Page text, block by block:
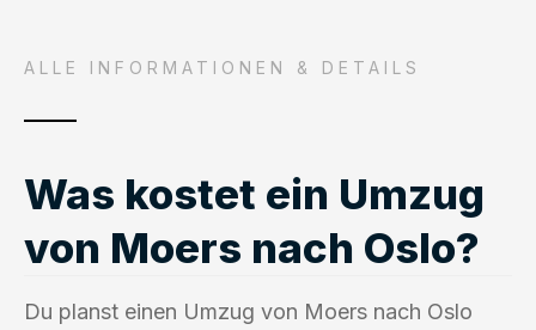
ALLE INFORMATIONEN & DETAILS
Was kostet ein Umzug
von Moers nach Oslo?
Du planst einen Umzug von Moers nach Oslo